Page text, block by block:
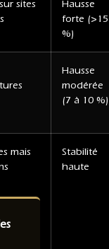
sites
Hausse
forte (>15
%)
Hausse
modérée
(7 à 10 %)
mais
Stabilité
haute